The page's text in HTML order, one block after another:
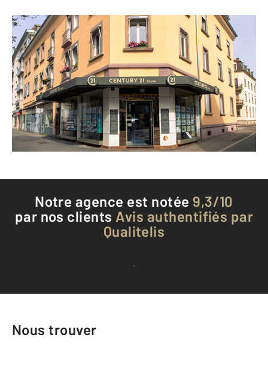
CENTURY 21 Etoile
69 Route du Polygone
STRASBOURG - 67100
Envoyer un message
Téléphoner à l'agence
Notre agence est notée 9,3/10
par nos clients Avis authentifiés par
Qualitelis
Voir tous les avis clients
Nous trouver